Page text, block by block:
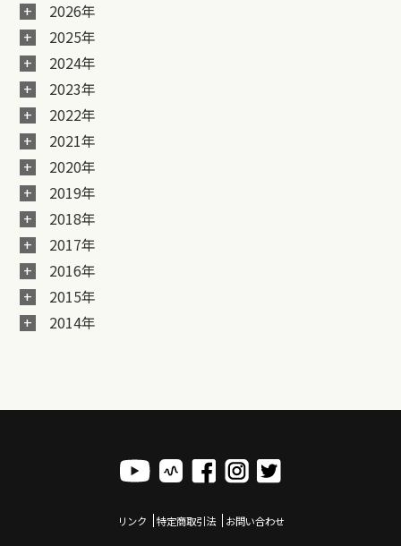
2026年
2025年
2024年
2023年
2022年
2021年
2020年
2019年
2018年
2017年
2016年
2015年
2014年
リンク 特定商取引法 お問い合わせ